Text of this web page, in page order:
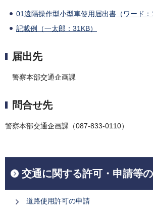
01遠隔操作型小型車使用届出書（ワード：
記載例（一太郎：31KB）
届出先
警察本部交通企画課
問合せ先
警察本部交通企画課（087-833-0110）
交通に関する許可・申請等
道路使用許可の申請